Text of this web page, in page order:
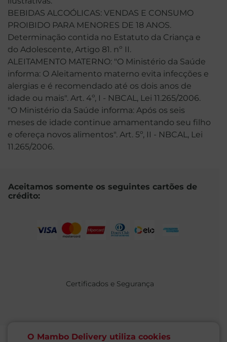
O Mambo Delivery utiliza cookies
BEBIDAS ALCOÓLICAS: VENDAS E CONSUMO
PROIBIDO PARA MENORES DE 18 ANOS.
Determinação contida no Estatuto da Criança e
do Adolescente, Artigo 81. nº II.
ALEITAMENTO MATERNO: "O Ministério da Saúde
informa: O Aleitamento materno evita infecções e
alergias e é recomendado até os dois anos de
idade ou mais". Art. 4º, I - NBCAL, Lei 11.265/2006.
"O Ministério da Saúde informa: Após os seis
meses de idade continue amamentando seu filho
e ofereça novos alimentos". Art. 5º, II - NBCAL, Lei
11.265/2006.
Aceitamos somente os seguintes cartões de
crédito:
Certificados e Segurança